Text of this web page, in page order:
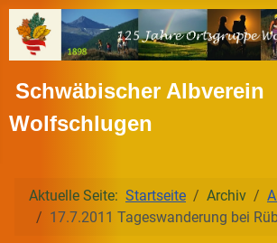
Schwäbischer Albverein
Wolfschlugen
Aktuelle Seite: Startseite Archiv
17.7.2011 Tageswanderung bei